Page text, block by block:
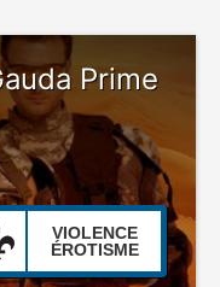
Prime
VIOLENCE
ÉROTISME